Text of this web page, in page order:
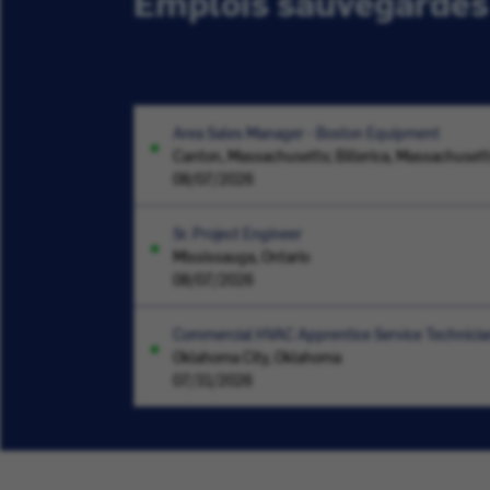
Area Sales Manager - Boston Equipment
Canton, Massachusetts; Billerica,
08/07/2026
Sr. Project Engineer
Mississauga, Ontario
08/07/2026
Commercial HVAC Apprentice Service
Oklahoma City, Oklahoma
07/31/2026